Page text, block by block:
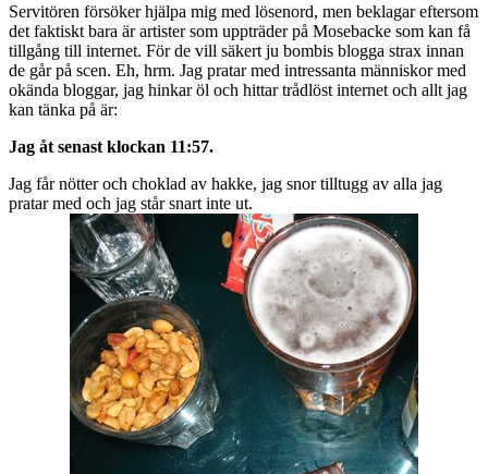
Servitören försöker hjälpa mig med lösenord, men beklagar eftersom
det faktiskt bara är artister som uppträder på Mosebacke som kan få
tillgång till internet. För de vill säkert ju bombis blogga strax innan
de går på scen. Eh, hrm. Jag pratar med intressanta människor med
okända bloggar, jag hinkar öl och hittar trådlöst internet och allt jag
kan tänka på är:
Jag åt senast klockan 11:57.
Jag får nötter och choklad av hakke, jag snor tilltugg av alla jag
pratar med och jag står snart inte ut.